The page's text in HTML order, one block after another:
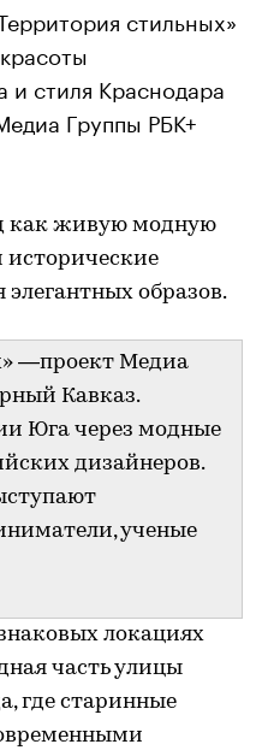
стильных»
и стиля Краснодара
Группы РБК+
как живую модную
образов.
—проект Медиа
Кавказ.
Юга через модные
дизайнеров.
ученые
локациях
часть улицы
где старинные